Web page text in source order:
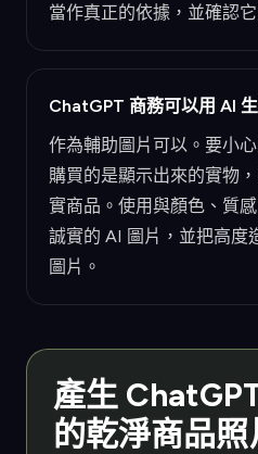
當作真正的依據，並確認它
ChatGPT 商務可以用 AI
作為輔助圖片可以。要小
購買的是顯示出來的實物
實商品。使用與顏色、質
誠實的 AI 圖片，並把高度
圖片。
產生
的乾淨商品照